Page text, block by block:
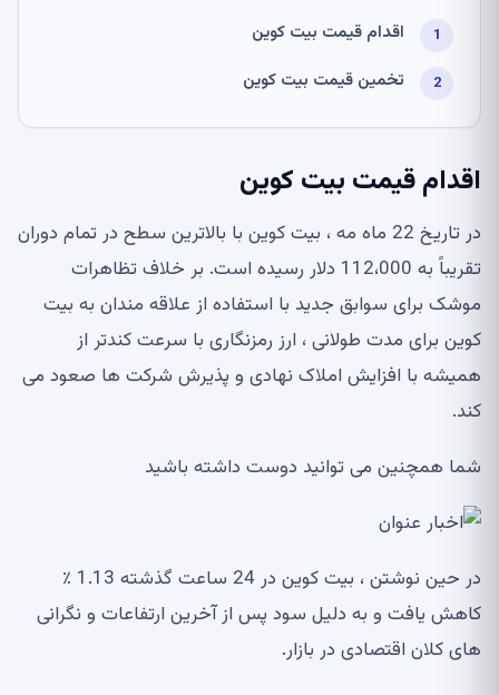
اقدام قیمت بیت کوین
تخمین قیمت بیت کوین
اقدام قیمت بیت کوین
در تاریخ 22 ماه مه ، بیت کوین با بالاترین سطح در تمام دوران
تقریباً به 112،000 دلار رسیده است. بر خلاف تظاهرات
موشک برای سوابق جدید با استفاده از علاقه مندان به بیت
کوین برای مدت طولانی ، ارز رمزنگاری با سرعت کندتر از
همیشه با افزایش املاک نهادی و پذیرش شرکت ها صعود می
کند.
شما همچنین می توانید دوست داشته باشید
در حین نوشتن ، بیت کوین در 24 ساعت گذشته 1.13 ٪
کاهش یافت و به دلیل سود پس از آخرین ارتفاعات و نگرانی
های کلان اقتصادی در بازار.